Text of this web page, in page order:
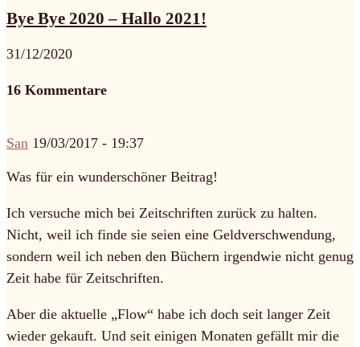
Bye Bye 2020 – Hallo 2021!
31/12/2020
16 Kommentare
San 19/03/2017 - 19:37
Was für ein wunderschöner Beitrag!
Ich versuche mich bei Zeitschriften zurück zu halten.
Nicht, weil ich finde sie seien eine Geldverschwendung,
sondern weil ich neben den Büchern irgendwie nicht genug
Zeit habe für Zeitschriften.
Aber die aktuelle „Flow“ habe ich doch seit langer Zeit
wieder gekauft. Und seit einigen Monaten gefällt mir die